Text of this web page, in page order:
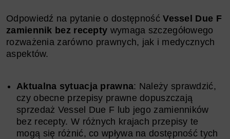
Odpowiedź na pytanie o dostępnośćVessel Due F
zamiennik bez recepty wymaga szczegółowego
rozważenia zarówno prawnych, jak i medycznych
aspektów.
Aktualna sytuacja prawna: Należy sprawdzić,
czy obecne przepisy prawne dopuszczają
sprzedaż Vessel Due F lub jego zamienników
bez recepty. W różnych krajach przepisy te
mogą się różnić, co wpływa na dostępność tych